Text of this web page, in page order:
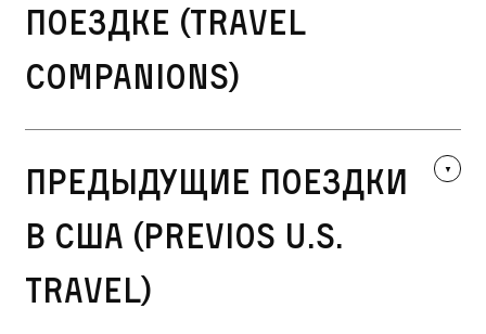
поездке (Travel
Companions)
Предыдущие поездки
в США (Previos U.S.
Travel)